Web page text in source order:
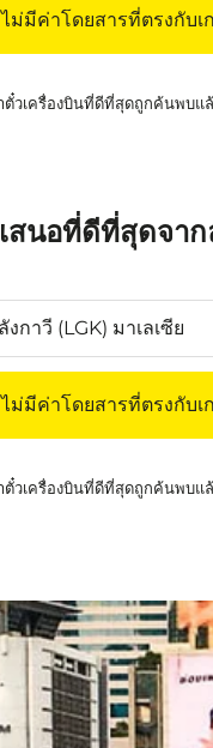
ไม่มีค่าโดยสารที่ตรงกับ
ตั๋วเครื่องบินที่ดีที่สุดถูกค้นพบแ
สนอที่ดีที่สุดจาก
ไม่มีค่าโดยสารที่ตรงกับ
ตั๋วเครื่องบินที่ดีที่สุดถูกค้นพบแ